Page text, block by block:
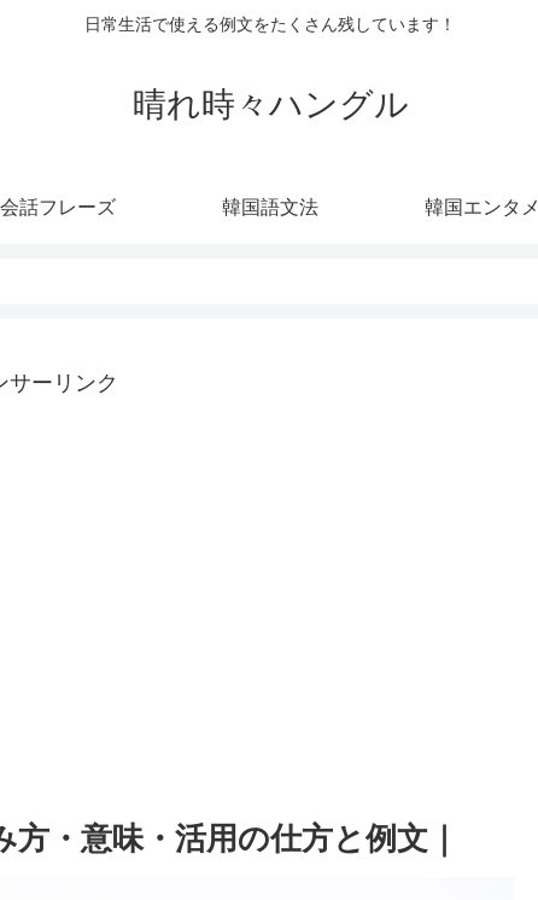
日常生活で使える例文をたくさん残しています！
晴れ時々ハングル
会話フレーズ 韓国語文法 韓国エンタメ
サーリンク
・意味・活用の仕方と例文｜